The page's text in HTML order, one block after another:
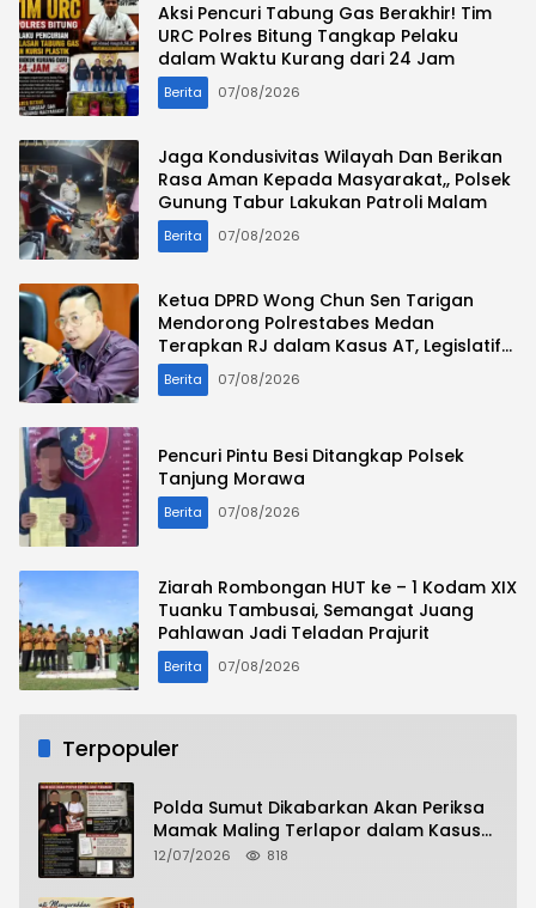
Aksi Pencuri Tabung Gas Berakhir! Tim
URC Polres Bitung Tangkap Pelaku
dalam Waktu Kurang dari 24 Jam
Berita 07/08/2026
Jaga Kondusivitas Wilayah Dan Berikan
Rasa Aman Kepada Masyarakat,, Polsek
Gunung Tabur Lakukan Patroli Malam
Berita 07/08/2026
Ketua DPRD Wong Chun Sen Tarigan
Mendorong Polrestabes Medan
Terapkan RJ dalam Kasus AT, Legislatif
Nilai Syarat Perdamaian Telah Terpenuhi
Berita 07/08/2026
Pencuri Pintu Besi Ditangkap Polsek
Tanjung Morawa
Berita 07/08/2026
Ziarah Rombongan HUT ke – 1 Kodam XIX
Tuanku Tambusai, Semangat Juang
Pahlawan Jadi Teladan Prajurit
Berita 07/08/2026
Terpopuler
Polda Sumut Dikabarkan Akan Periksa
Mamak Maling Terlapor dalam Kasus
Dugaan Penipuan Bermodus Surat
12/07/2026 818